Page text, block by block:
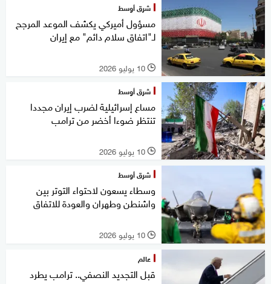
شرق أوسط
مسؤول أميركي يكشف الموعد المرجح
لـ"اتفاق سلام دائم" مع إيران
l 10 يوليو 2026
شرق أوسط
مساع إسرائيلية لضرب إيران مجددا
تنتظر ضوءا أخضر من ترامب
l 10 يوليو 2026
شرق أوسط
وسطاء يسعون لاحتواء التوتر بين
واشنطن وطهران والعودة للاتفاق
l 10 يوليو 2026
عالم
قبل التجديد النصفي.. ترامب يطرد